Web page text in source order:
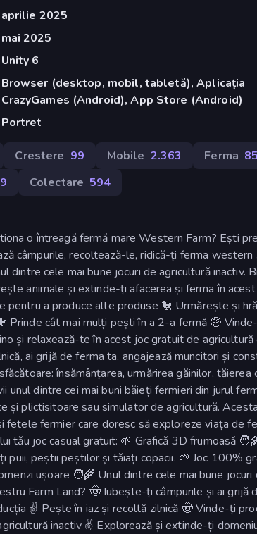
aprilie 2025
mai 2025
Unity 6
Browser (desktop, mobil, tabletă), Aplicația
CrazyGames (Android), App Store (Android)
Portret
Crestere 99 Mobile 2.363 Ferma 85
Colectare 594
o întreagă fermă mare Western Farm? Ești
câmpurile, recoltează-le, ridică-ți ferma
dintre cele mai bune jocuri de agricultură inactiv.
animale și extinde-ți afacerea și ferma în
pentru a produce alte produse 🐔 Urmărește și
Prinde cât mai mulți pești în a 2-a fermă 🤑
și relaxează-te în acest joc gratuit de
ai grijă de ferma ta, angajează muncitori și
însămânțarea, urmărirea găinilor,
unul dintre cei mai buni băieți fermieri din jurul
și plictisitoare sau simulator de agricultură.
fetele fermier care doresc să exploreze viața de
tău joc casual gratuit: 🌱 Grafică 3D frumoasă
puii, peștii peștilor și tăiați copacii. 🌱 Joc 100%
ușoare 🧑‍🌾 Unul dintre cele mai bune
Farm Land? 🤠 Iubește-ți câmpurile și ai
✌️ Pește în iaz și recoltă zilnică 🤠 Vinde-ți
inactiv ✌️ Explorează și extinde-ți